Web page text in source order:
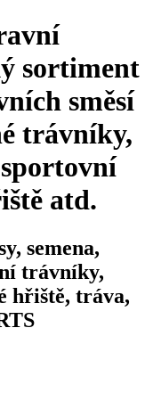
sortiment
směsí
trávníky,
atd.
semena,
trávníky,
hřiště, tráva,